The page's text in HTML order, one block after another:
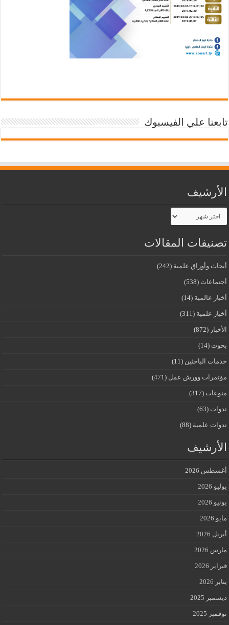
تابعنا علي الفيسبوك
الأرشيف
الأرشيف
تصنيفات المقالات
أبحاث وأوراق علمية (242)
أجتماعات (538)
أخبار عالمية (14)
أخبار علمية (311)
الأخبار (872)
بحوث (14)
خدمات الباحثين (11)
مؤتمرات وورش عمل (471)
منوعات (317)
ندوات (63)
ندوات علمية (88)
الأرشيف
أغسطس 2026
يوليو 2026
يونيو 2026
مايو 2026
أبريل 2026
مارس 2026
فبراير 2026
يناير 2026
ديسمبر 2025
نوفمبر 2025